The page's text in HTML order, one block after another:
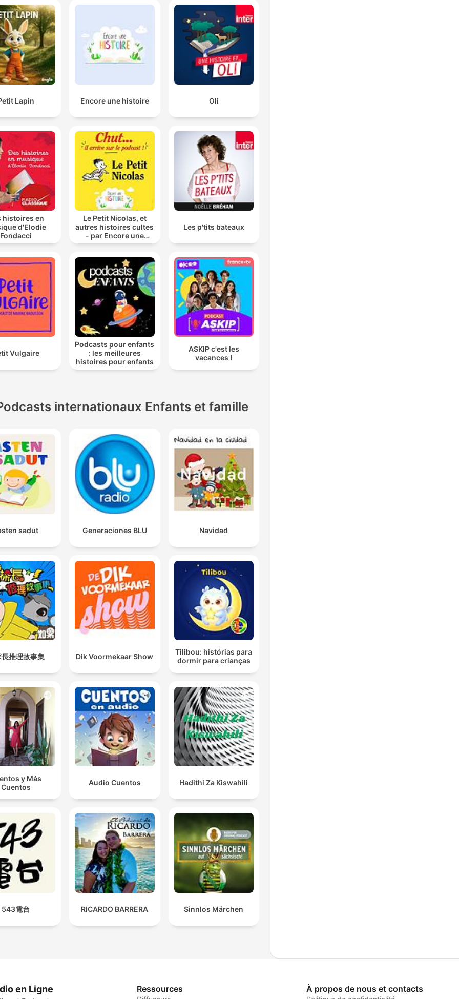
Lapin Encore une histoire Oli
histoires en
d'Elodie
Fondacci
Le Petit Nicolas, et
autres histoires cultes
- par Encore une
histoire
Les p'tits bateaux
Vulgaire
Podcasts pour enfants
: les meilleures
histoires pour enfants
ASKIP c'est les
vacances !
internationaux Enfants et famille
sadut Generaciones BLU Navidad
推理故事集 Dik Voormekaar Show
Tilibou: histórias para
dormir para crianças
y Más
Cuentos
Audio Cuentos Hadithi Za Kiswahili
543電台 RICARDO BARRERA Sinnlos Märchen
en Ligne Ressources À propos de nous et contacts